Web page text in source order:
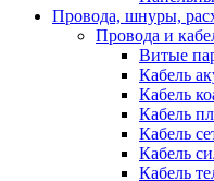
Провода, шнуры,
Провода и
Витые
Кабель
Кабель
Кабель
Кабель
Кабель
Кабель